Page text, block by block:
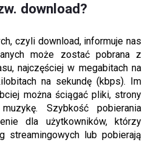
download?
czyli download, informuje nas
może zostać pobrana z
najczęściej w megabitach na
na sekundę (kbps). Im
można ściągać pliki, strony
Szybkość pobierania
dla użytkowników, którzy
streamingowych lub pobierają